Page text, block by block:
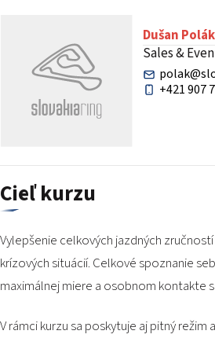
Dušan Polák
Sales &
+421 907
Cieľ kurzu
Vylepšenie celkových jazdných
krízových situácií. Celkové spoznanie
maximálnej miere a osobnom kontakte
V rámci kurzu sa poskytuje aj pitný